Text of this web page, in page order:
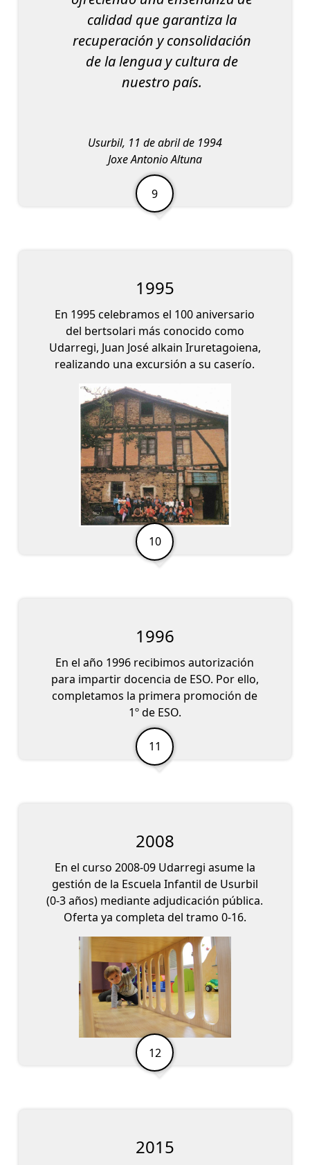
calidad que garantiza la
recuperación y consolidación
de la lengua y cultura de
nuestro país.
Usurbil, 11 de abril de 1994
Joxe Antonio Altuna
1995
En 1995 celebramos el 100 aniversario
del bertsolari más conocido como
Udarregi, Juan José alkain Iruretagoiena,
realizando una excursión a su caserío.
1996
En el año 1996 recibimos autorización
para impartir docencia de ESO. Por ello,
completamos la primera promoción de
1º de ESO.
2008
En el curso 2008-09 Udarregi asume la
gestión de la Escuela Infantil de Usurbil
(0-3 años) mediante adjudicación pública.
Oferta ya completa del tramo 0-16.
2015